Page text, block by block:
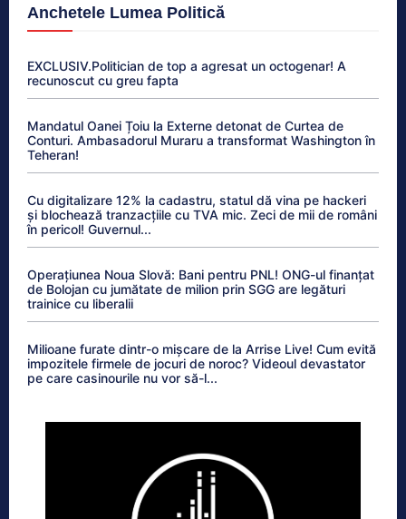
Anchetele Lumea Politică
EXCLUSIV.Politician de top a agresat un octogenar! A
recunoscut cu greu fapta
Mandatul Oanei Țoiu la Externe detonat de Curtea de
Conturi. Ambasadorul Muraru a transformat Washington în
Teheran!
Cu digitalizare 12% la cadastru, statul dă vina pe hackeri
și blochează tranzacțiile cu TVA mic. Zeci de mii de români
în pericol! Guvernul...
Operațiunea Noua Slovă: Bani pentru PNL! ONG-ul finanțat
de Bolojan cu jumătate de milion prin SGG are legături
trainice cu liberalii
Milioane furate dintr-o mișcare de la Arrise Live! Cum evită
impozitele firmele de jocuri de noroc? Videoul devastator
pe care casinourile nu vor să-l...